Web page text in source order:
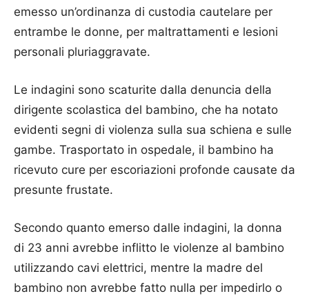
emesso un’ordinanza di custodia cautelare per
entrambe le donne, per maltrattamenti e lesioni
personali pluriaggravate.
Le indagini sono scaturite dalla denuncia della
dirigente scolastica del bambino, che ha notato
evidenti segni di violenza sulla sua schiena e sulle
gambe. Trasportato in ospedale, il bambino ha
ricevuto cure per escoriazioni profonde causate da
presunte frustate.
Secondo quanto emerso dalle indagini, la donna
di 23 anni avrebbe inflitto le violenze al bambino
utilizzando cavi elettrici, mentre la madre del
bambino non avrebbe fatto nulla per impedirlo o